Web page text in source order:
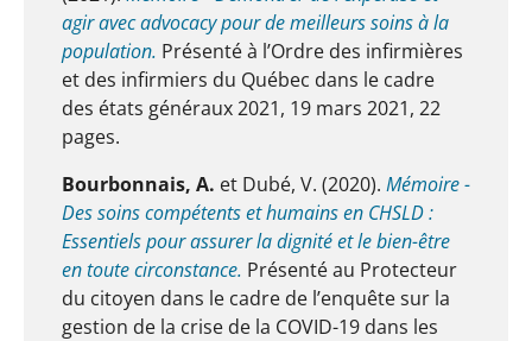
agir avec advocacy pour de meilleurs soins à la
population. Présenté à l’Ordre des infirmières
et des infirmiers du Québec dans le cadre
des états généraux 2021, 19 mars 2021, 22
pages.
Bourbonnais, A. et Dubé, V. (2020). Mémoire -
Des soins compétents et humains en CHSLD :
Essentiels pour assurer la dignité et le bien-être
en toute circonstance. Présenté au Protecteur
du citoyen dans le cadre de l’enquête sur la
gestion de la crise de la COVID-19 dans les